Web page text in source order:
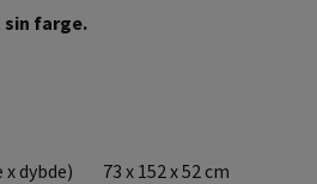
farge.
dybde)
73 x 152 x 52 cm